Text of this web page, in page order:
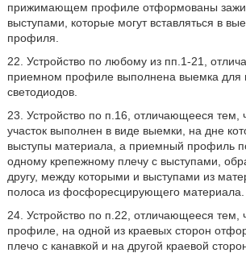
прижимающем профиле отформованы
выступами, которые могут вставляться в
профиля.
22. Устройство по любому из пп.1-21,
приемном профиле выполнена выемка для
светодиодов.
23. Устройство по п.16, отличающееся тем,
участок выполнен в виде выемки, на дне
выступы материала, а приемный профиль
одному крепежному плечу с выступами,
другу, между которыми и выступами из
полоса из фосфоресцирующего материала.
24. Устройство по п.22, отличающееся тем,
профиле, на одной из краевых сторон
плечо с канавкой и на другой краевой